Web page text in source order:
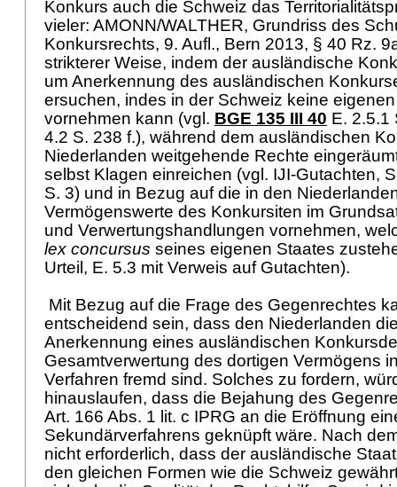
Konkurs auch die Schweiz das
vieler: AMONN/WALTHER, Grundriss des
Konkursrechts, 9. Aufl., Bern 2013, § 40 Rz.
strikterer Weise, indem der ausländische
um Anerkennung des ausländischen
ersuchen, indes in der Schweiz keine
vornehmen kann (vgl. BGE 135 III 40 E. 2.5.1
4.2 S. 238 f.), während dem ausländischen
Niederlanden weitgehende Rechte
selbst Klagen einreichen (vgl. IJI-Gutachten,
S. 3) und in Bezug auf die in den
Vermögenswerte des Konkursiten im
und Verwertungshandlungen vornehmen,
lex concursus seines eigenen Staates
Urteil, E. 5.3 mit Verweis auf Gutachten).
Mit Bezug auf die Frage des Gegenrechtes
entscheidend sein, dass den Niederlanden
Anerkennung eines ausländischen
Gesamtverwertung des dortigen Vermögens
Verfahren fremd sind. Solches zu fordern,
hinauslaufen, dass die Bejahung des
Art. 166 Abs. 1 lit. c IPRG an die Eröffnung
Sekundärverfahrens geknüpft wäre. Nach
nicht erforderlich, dass der ausländische
den gleichen Formen wie die Schweiz